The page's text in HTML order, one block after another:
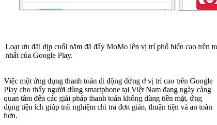
Loạt ưu đãi dịp cuối năm đã đẩy MoMo lên vị trí phổ biến cao trên
nhất của Google Play.
​Việc một ứng dụng thanh toán di động đứng ở vị trí cao trên Google
Play cho thấy người dùng smartphone tại Việt Nam đang ngày càng
quan tâm đến các giải pháp thanh toán không dùng tiền mặt, ứng
dụng tiện ích giúp trải nghiệm chi trả đơn giản, thuận tiện và an toàn
hơn.